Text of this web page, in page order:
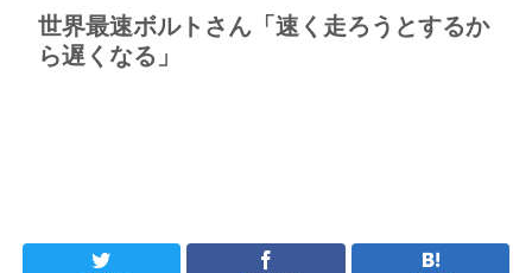
魔王「俺の体臭がやばい」
8/4のニュース
世界最速ボルトさん「速く走ろうとするか
ら遅くなる」